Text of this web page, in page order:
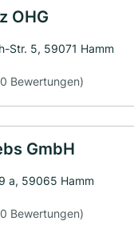
OHG
Str. 5, 59071 Hamm
Bewertungen)
GmbH
a, 59065 Hamm
Bewertungen)